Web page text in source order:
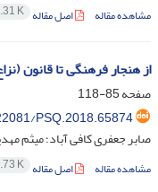
مشاهده مقاله اصل مقاله K
از هنجار فرهنگی تا قانون
صفحه85-118
PSQ.2018.65874
صابر جعفری کافی آباد؛ میثم
مشاهده مقاله اصل مقاله K